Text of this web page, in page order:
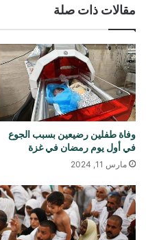
مقالات ذات صلة
وفاة طفلين رضيعين بسبب الجوع
في أول يوم رمضان في غزة
مارس 11, 2024